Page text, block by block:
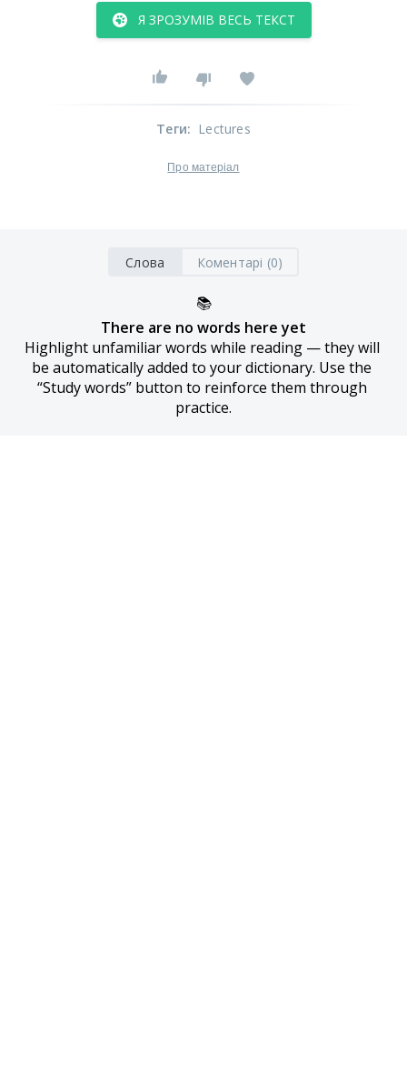
Я ЗРОЗУМІВ ВЕСЬ ТЕКСТ
Теги: Lectures
Про матеріал
Слова Коментарі (0)
📚
There are no words here yet
Highlight unfamiliar words while reading — they will
be automatically added to your dictionary. Use the
“Study words” button to reinforce them through
practice.